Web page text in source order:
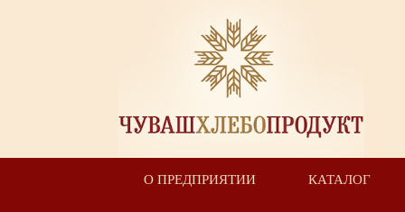
О ПРЕДПРИЯТИИ КАТАЛОГ